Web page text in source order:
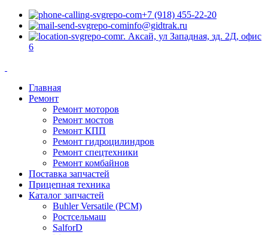
+7 (918) 455-22-20
info@gidtrak.ru
г. Аксай, ул Западная, зд. 2Д, офис
6
Главная
Ремонт
Ремонт моторов
Ремонт мостов
Ремонт КПП
Ремонт гидроцилиндров
Ремонт спецтехники
Ремонт комбайнов
Поставка запчастей
Прицепная техника
Каталог запчастей
Buhler Versatile (РСМ)
Ростсельмаш
SalforD